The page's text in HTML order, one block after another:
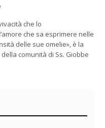
che lo
che sa esprimere nelle
delle sue omelie», è la
comunità di Ss. Giobbe